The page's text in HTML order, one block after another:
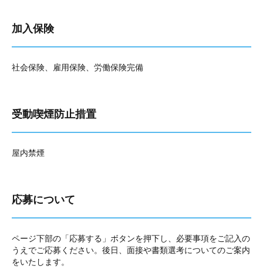
加入保険
社会保険、雇用保険、労働保険完備
受動喫煙防止措置
屋内禁煙
応募について
ページ下部の「応募する」ボタンを押下し、必要事項をご記入の
うえでご応募ください。後日、面接や書類選考についてのご案内
をいたします。